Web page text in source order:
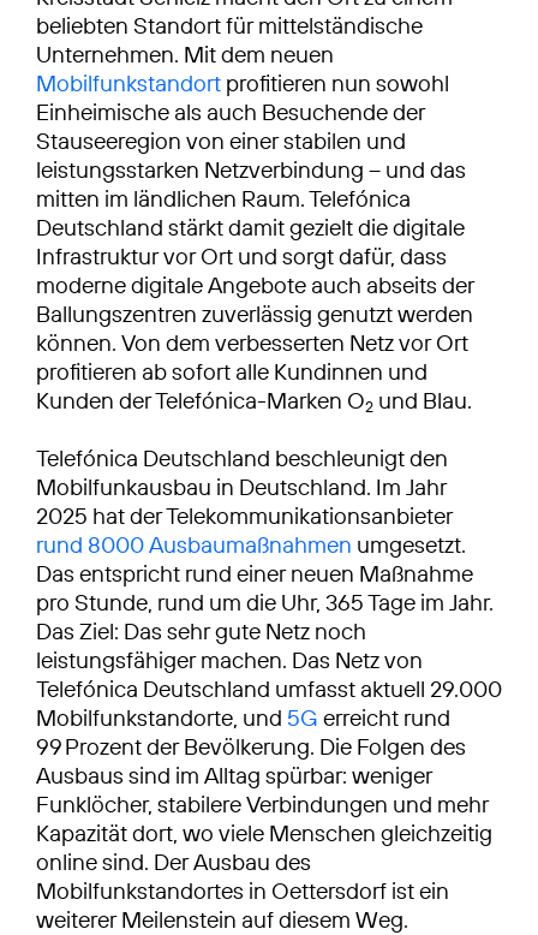
beliebten Standort für mittelständische
Unternehmen. Mit dem neuen
Mobilfunkstandort profitieren nun sowohl
Einheimische als auch Besuchende der
Stauseeregion von einer stabilen und
leistungsstarken Netzverbindung – und das
mitten im ländlichen Raum. Telefónica
Deutschland stärkt damit gezielt die digitale
Infrastruktur vor Ort und sorgt dafür, dass
moderne digitale Angebote auch abseits der
Ballungszentren zuverlässig genutzt werden
können. Von dem verbesserten Netz vor Ort
profitieren ab sofort alle Kundinnen und
Kunden der Telefónica-Marken O2 und Blau.
Telefónica Deutschland beschleunigt den
Mobilfunkausbau in Deutschland. Im Jahr
2025 hat der Telekommunikationsanbieter
rund 8000 Ausbaumaßnahmen umgesetzt.
Das entspricht rund einer neuen Maßnahme
pro Stunde, rund um die Uhr, 365 Tage im Jahr.
Das Ziel: Das sehr gute Netz noch
leistungsfähiger machen. Das Netz von
Telefónica Deutschland umfasst aktuell 29.000
Mobilfunkstandorte, und 5G erreicht rund
99 Prozent der Bevölkerung. Die Folgen des
Ausbaus sind im Alltag spürbar: weniger
Funklöcher, stabilere Verbindungen und mehr
Kapazität dort, wo viele Menschen gleichzeitig
online sind. Der Ausbau des
Mobilfunkstandortes in Oettersdorf ist ein
weiterer Meilenstein auf diesem Weg.